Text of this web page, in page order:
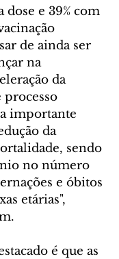
e 39% com
de ainda ser
na
da
processo
importante
da
sendo
no número
e óbitos
etárias",
é que as